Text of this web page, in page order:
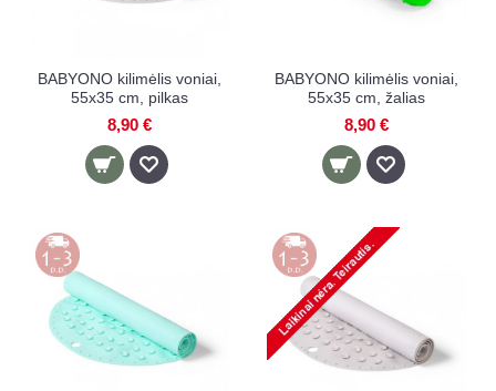
BABYONO kilimėlis voniai,
55x35 cm, pilkas
8,90 €
BABYONO kilimėlis voniai,
55x35 cm, žalias
8,90 €